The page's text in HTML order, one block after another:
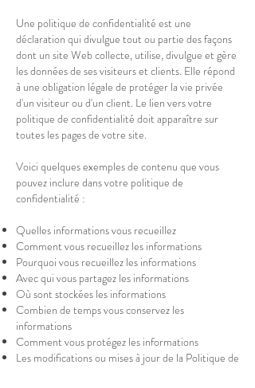
Une politique de confidentialité est une
déclaration qui divulgue tout ou partie des façons
dont un site Web collecte, utilise, divulgue et gère
les données de ses visiteurs et clients. Elle répond
à une obligation légale de protéger la vie privée
d'un visiteur ou d'un client. Le lien vers votre
politique de confidentialité doit apparaître sur
toutes les pages de votre site.
Voici quelques exemples de contenu que vous
pouvez inclure dans votre politique de
confidentialité :
Quelles informations vous recueillez
Comment vous recueillez les informations
Pourquoi vous recueillez les informations
Avec qui vous partagez les informations
Où sont stockées les informations
Combien de temps vous conservez les
informations
Comment vous protégez les informations
Les modifications ou mises à jour de la Politique de